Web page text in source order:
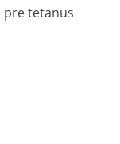
pre tetanus